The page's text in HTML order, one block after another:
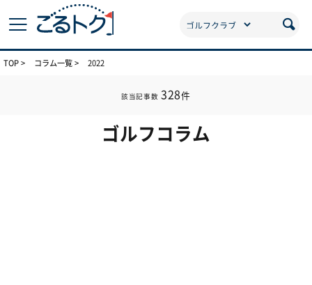
TOP コラム一覧 2022
該当記事数 328件
ゴルフコラム